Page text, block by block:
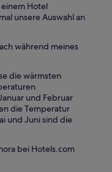
Hotel
unsere Auswahl an
während meines
die wärmsten
und Februar
die Temperatur
und Juni sind die
bei Hotels.com